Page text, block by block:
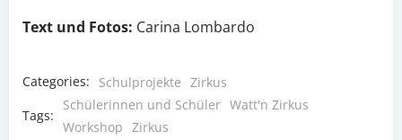
Text und Fotos: Carina Lombardo
Categories: Schulprojekte Zirkus
Tags:
Schülerinnen und Schüler Watt'n Zirkus
Workshop Zirkus